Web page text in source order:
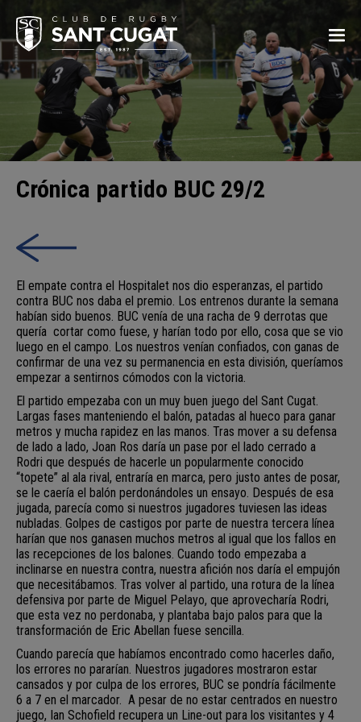
Crónica partido BUC 29/2
El empate contra el Hospitalet nos dio esperanzas, el partido
contra BUC nos daba el premio. Los entrenos durante la semana
habían sido buenos. BUC venía de una racha de 9 derrotas que
quería cortar como fuese, y harían todo por ello, cosa que se vio
luego en el campo. Los nuestros venían confiados, con ganas de
confirmar de una vez su permanencia en esta división, queríamos
empezar a sentirnos cómodos con la victoria.
El partido empezaba con un muy buen juego del Sant Cugat.
Largas fases manteniendo el balón, patadas al hueco para ganar
metros y mucha rapidez en las manos. Tras mover a su defensa
de lado a lado, Joan Ros daría un pase por el lado cerrado a
Rodri que después de hacerle un popularmente conocido
“topete” al ala rival, entraría en marca, pero justo antes de posar,
se le caería el balón perdonándoles un ensayo. Después de esa
jugada, parecía como si nuestros jugadores tuviesen las ideas
nubladas. Golpes de castigos por parte de nuestra tercera línea
harían que nos ganasen muchos metros al igual que los fallos en
las recepciones de los balones. Cuando todo empezaba a
inclinarse en nuestra contra, nuestra afición nos daría el empujón
que necesitábamos. Tras volver al partido, una rotura de la línea
defensiva por parte de Miguel Pelayo, que aprovecharía Rodri,
que esta vez no perdonaba, y plantaba bajo palos para que la
transformación de Eric Abellan fuese sencilla.
Cuando parecía que habíamos encontrado como hacerles daño,
los errores no pararían. Nuestros jugadores mostraron estar
cansados y por culpa de los errores, BUC se pondría fácilmente
6 a 7 en el marcador. A pesar de no estar centrados en nuestro
juego, Ian Schofield recupera un Line-out para los visitantes y 4